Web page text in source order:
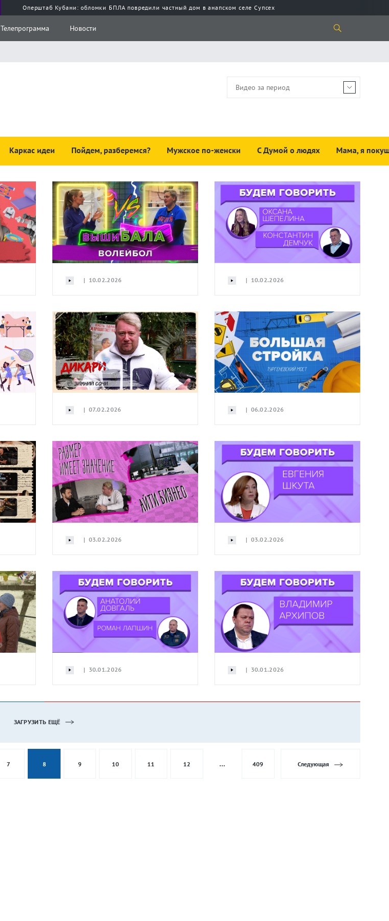
Оперштаб Кубани: обломки БПЛА повредили частный дом в анапском селе Супсех
Телепрограмма Новости
Каркас идеи Пойдем, разберемся? Мужское по-женски С Думой о людях Мама, я
| 10.02.2026 | 10.02.2026
| 07.02.2026 | 06.02.2026
| 03.02.2026 | 03.02.2026
| 30.01.2026 | 30.01.2026
ЗАГРУЗИТЬ ЕЩЁ
7 8 9 10 11 12 … 409 Следующая